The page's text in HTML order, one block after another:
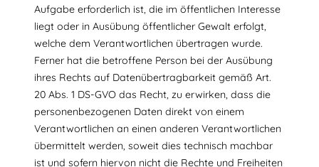
Aufgabe erforderlich ist, die im öffentlichen Interesse
liegt oder in Ausübung öffentlicher Gewalt erfolgt,
welche dem Verantwortlichen übertragen wurde.
Ferner hat die betroffene Person bei der Ausübung
ihres Rechts auf Datenübertragbarkeit gemäß Art.
20 Abs. 1 DS-GVO das Recht, zu erwirken, dass die
personenbezogenen Daten direkt von einem
Verantwortlichen an einen anderen Verantwortlichen
übermittelt werden, soweit dies technisch machbar
ist und sofern hiervon nicht die Rechte und Freiheiten